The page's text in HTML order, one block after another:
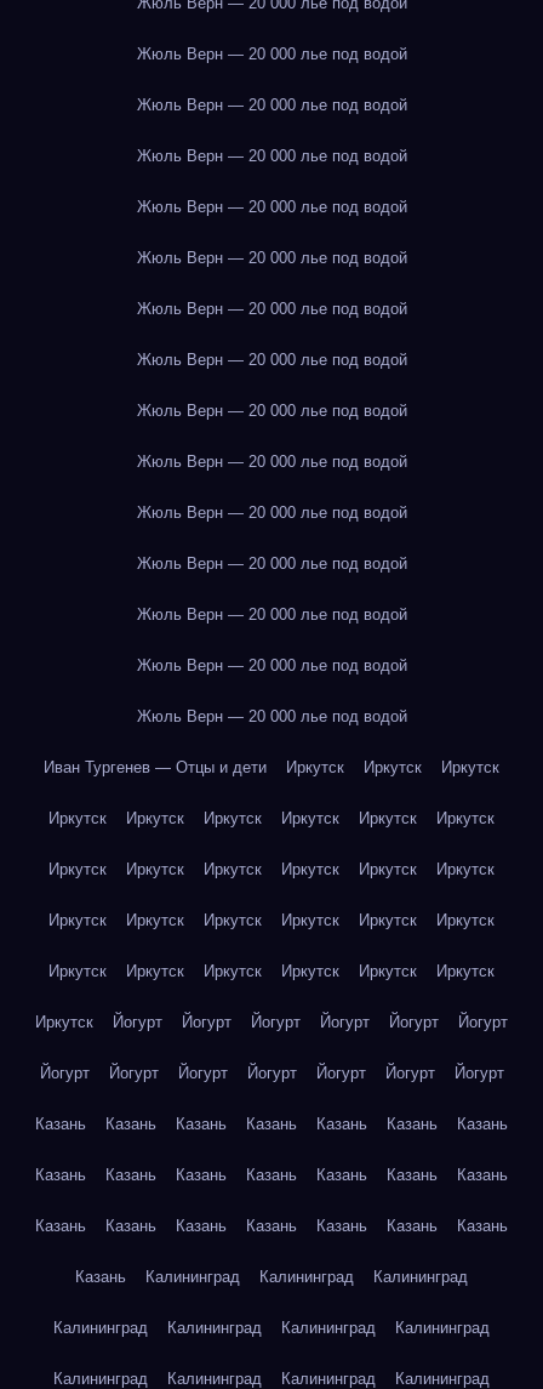
Жюль Верн — 20 000 лье под водой
Жюль Верн — 20 000 лье под водой
Жюль Верн — 20 000 лье под водой
Жюль Верн — 20 000 лье под водой
Жюль Верн — 20 000 лье под водой
Жюль Верн — 20 000 лье под водой
Жюль Верн — 20 000 лье под водой
Жюль Верн — 20 000 лье под водой
Жюль Верн — 20 000 лье под водой
Жюль Верн — 20 000 лье под водой
Жюль Верн — 20 000 лье под водой
Жюль Верн — 20 000 лье под водой
Жюль Верн — 20 000 лье под водой
Жюль Верн — 20 000 лье под водой
Иван Тургенев — Отцы и дети Иркутск Иркутск Иркутск
Иркутск Иркутск Иркутск Иркутск Иркутск Иркутск
Иркутск Иркутск Иркутск Иркутск Иркутск Иркутск
Иркутск Иркутск Иркутск Иркутск Иркутск Иркутск
Иркутск Иркутск Иркутск Иркутск Иркутск Иркутск
Иркутск Йогурт Йогурт Йогурт Йогурт Йогурт Йогурт
Йогурт Йогурт Йогурт Йогурт Йогурт Йогурт Йогурт
Казань Казань Казань Казань Казань Казань Казань
Казань Казань Казань Казань Казань Казань Казань
Казань Казань Казань Казань Казань Казань Казань
Казань Калининград Калининград Калининград
Калининград Калининград Калининград Калининград
Калининград Калининград Калининград Калининград